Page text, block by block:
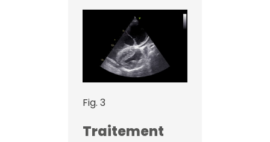
Fig. 3
Traitement